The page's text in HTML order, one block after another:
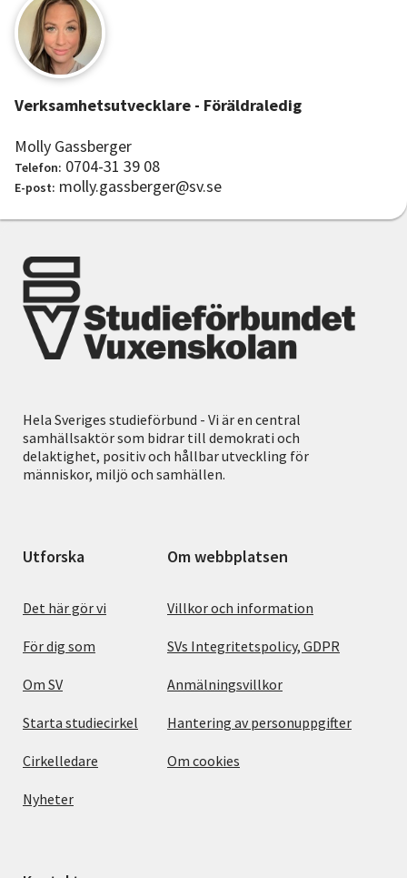
Verksamhetsutvecklare - Föräldraledig
Molly Gassberger
Telefon: 0704-31 39 08
E-post: molly.gassberger@sv.se
Hela Sveriges studieförbund - Vi är en central
samhällsaktör som bidrar till demokrati och
delaktighet, positiv och hållbar utveckling för
människor, miljö och samhällen.
Utforska
Det här gör vi
För dig som
Om SV
Starta studiecirkel
Cirkelledare
Nyheter
Om webbplatsen
Villkor och information
SVs Integritetspolicy, GDPR
Anmälningsvillkor
Hantering av personuppgifter
Om cookies